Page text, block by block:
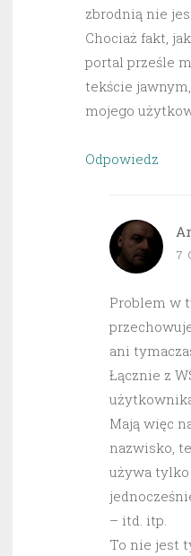
zbrodnią nie
Chociaż fakt,
portal prześle
tekście
mojego
Odpowiedz
7
Problem w
ani
Łącznie z
Mają więc
nazwisko,
używa
– itd. itp.
To nie jest